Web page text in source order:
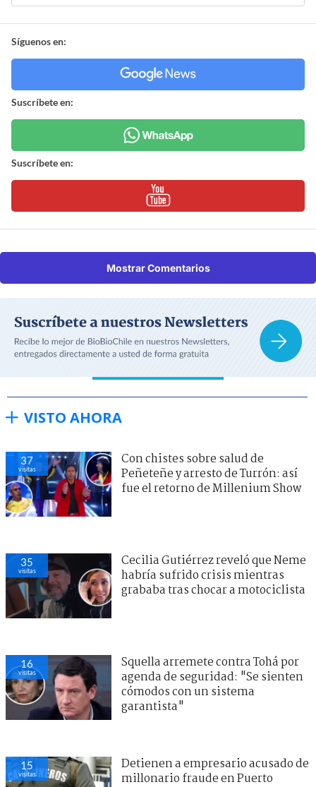
Síguenos en:
Suscríbete en:
Suscríbete en:
Mostrar Comentarios
VISTO AHORA
37
visitas
Con chistes sobre salud de
Peñeteñe y arresto de Turrón: así
fue el retorno de Millenium Show
35
visitas
Cecilia Gutiérrez reveló que Neme
habría sufrido crisis mientras
grababa tras chocar a motociclista
16
visitas
Squella arremete contra Tohá por
agenda de seguridad: "Se sienten
cómodos con un sistema
garantista"
15
visitas
Detienen a empresario acusado de
millonario fraude en Puerto